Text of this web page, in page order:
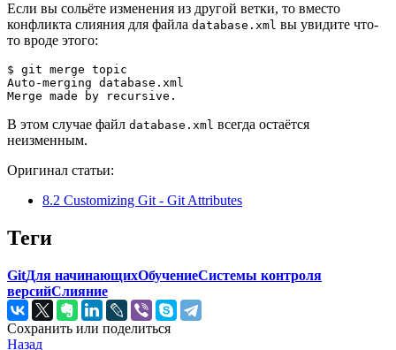
Если вы сольёте изменения из другой ветки, то вместо
конфликта слияния для файла database.xml вы увидите что-
то вроде этого:
$ git merge topic
Auto-merging database.xml
Merge made by recursive.
В этом случае файл database.xml всегда остаётся
неизменным.
Оригинал статьи:
8.2 Customizing Git - Git Attributes
Теги
GitДля начинающихОбучениеСистемы контроля
версийСлияние
Сохранить или поделиться
Назад